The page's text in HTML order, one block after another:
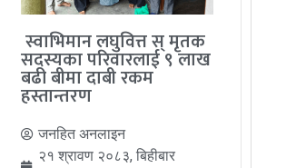
स्वाभिमान लघुवित्त स् मृतक
सदस्यका परिवारलाई ९ लाख
बढी बीमा दाबी रकम
हस्तान्तरण
जनहित अनलाइन
२१ श्रावण २०८३, बिहीबार